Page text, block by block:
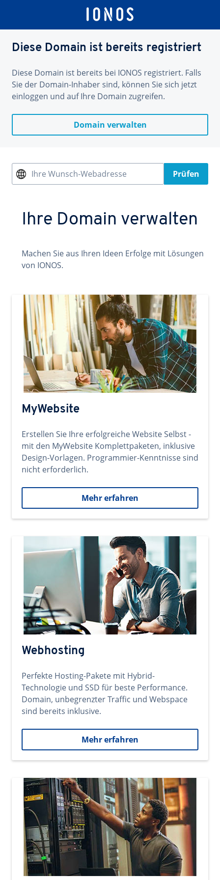
Diese Domain ist bereits registriert
Diese Domain ist bereits bei IONOS registriert. Falls
Sie der Domain-Inhaber sind, können Sie sich jetzt
einloggen und auf Ihre Domain zugreifen.
Domain verwalten
Ihre Wunsch-Webadresse Prüfen
Ihre Domain verwalten
Machen Sie aus Ihren Ideen Erfolge mit Lösungen
von IONOS.
MyWebsite
Erstellen Sie Ihre erfolgreiche Website Selbst -
mit den MyWebsite Komplettpaketen, inklusive
Design-Vorlagen. Programmier-Kenntnisse sind
nicht erforderlich.
Mehr erfahren
Webhosting
Perfekte Hosting-Pakete mit Hybrid-
Technologie und SSD für beste Performance.
Domain, unbegrenzter Traffic und Webspace
sind bereits inklusive.
Mehr erfahren